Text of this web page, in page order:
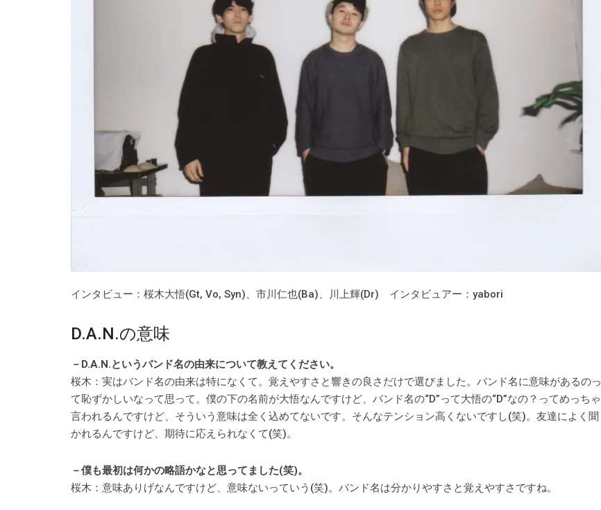
インタビュー：桜木大悟(Gt, Vo, Syn)、市川仁也(Ba)、川上輝(Dr) インタビュアー：yabori
D.A.N.の意味
－D.A.N.というバンド名の由来について教えてください。
桜木：実はバンド名の由来は特になくて。覚えやすさと響きの良さだけで選びました。バンド名に意味があるのっ
て恥ずかしいなって思って。僕の下の名前が大悟なんですけど、バンド名の“D”って大悟の“D”なの？ってめっちゃ
言われるんですけど、そういう意味は全く込めてないです。そんなテンション高くないですし(笑)。友達によく聞
かれるんですけど、期待に応えられなくて(笑)。
－僕も最初は何かの略語かなと思ってました(笑)。
桜木：意味ありげなんですけど、意味ないっていう(笑)。バンド名は分かりやすさと覚えやすさですね。